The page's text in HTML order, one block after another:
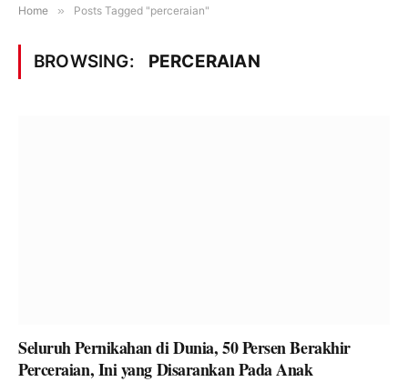
Home » Posts Tagged "perceraian"
BROWSING: PERCERAIAN
Seluruh Pernikahan di Dunia, 50 Persen Berakhir
Perceraian, Ini yang Disarankan Pada Anak